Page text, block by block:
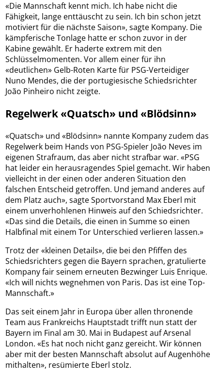
«Die Mannschaft kennt mich. Ich habe nicht die
Fähigkeit, lange enttäuscht zu sein. Ich bin schon jetzt
motiviert für die nächste Saison», sagte Kompany. Die
kämpferische Tonlage hatte er schon zuvor in der
Kabine gewählt. Er haderte extrem mit den
Schlüsselmomenten. Vor allem einer für ihn
«deutlichen» Gelb-Roten Karte für PSG-Verteidiger
Nuno Mendes, die der portugiesische Schiedsrichter
João Pinheiro nicht zeigte.
Regelwerk «Quatsch» und «Blödsinn»
«Quatsch» und «Blödsinn» nannte Kompany zudem das
Regelwerk beim Hands von PSG-Spieler João Neves im
eigenen Strafraum, das aber nicht strafbar war. «PSG
hat leider ein herausragendes Spiel gemacht. Wir haben
vielleicht in der einen oder anderen Situation den
falschen Entscheid getroffen. Und jemand anderes auf
dem Platz auch», sagte Sportvorstand Max Eberl mit
einem unverhohlenen Hinweis auf den Schiedsrichter.
«Das sind die Details, die einen in Summe so einen
Halbfinal mit einem Tor Unterschied verlieren lassen.»
Trotz der «kleinen Details», die bei den Pfiffen des
Schiedsrichters gegen die Bayern sprachen, gratulierte
Kompany fair seinem erneuten Bezwinger Luis Enrique.
«Ich will nichts wegnehmen von Paris. Das ist eine Top-
Mannschaft.»
Das seit einem Jahr in Europa über allen thronende
Team aus Frankreichs Hauptstadt trifft nun statt der
Bayern im Final am 30. Mai in Budapest auf Arsenal
London. «Es hat noch nicht ganz gereicht. Wir können
aber mit der besten Mannschaft absolut auf Augenhöhe
mithalten», resümierte Eberl stolz.